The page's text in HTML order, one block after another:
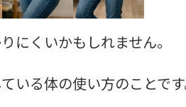
にくいかもしれません。
いる体の使い方のことです